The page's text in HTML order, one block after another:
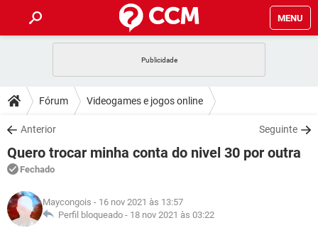
MENU
CELULAR FACEBOOK
OUTLOOK
INSTAGRAM GMAIL
GUIA DE COMPRAS
DICAS
JOGOS WHATSAPP
OUTLOOK
INSTAGRAM
GUIA DE COMPRAS
DOWNLOADS
JOGOS WHATSAPP
CELULAR
OUTLOOK EXCEL
INSTAGRAM
FÓRUM
JOGOS
CELULAR FACEBOOK
GLOSSÁRIO
JOGOS
Fórum Videogames e jogos online
Anterior Seguinte
Quero trocar minha conta do nivel 30 por outra
Fechado
Maycongois - 16 nov 2021 às 13:57
Perfil bloqueado - 18 nov 2021 às 03:22